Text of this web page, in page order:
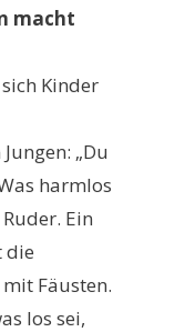
macht
Kinder
„Du
harmlos
Ein
die
Fäusten.
los sei,